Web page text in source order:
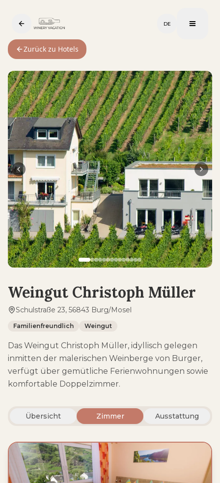
DE
Zurück zu Hotels
Weingut Christoph Müller
Schulstraße 23, 56843 Burg/Mosel
Familienfreundlich Weingut
Das Weingut Christoph Müller, idyllisch gelegen
inmitten der malerischen Weinberge von Burger,
verfügt über gemütliche Ferienwohnungen sowie
komfortable Doppelzimmer.
Übersicht Zimmer Ausstattung